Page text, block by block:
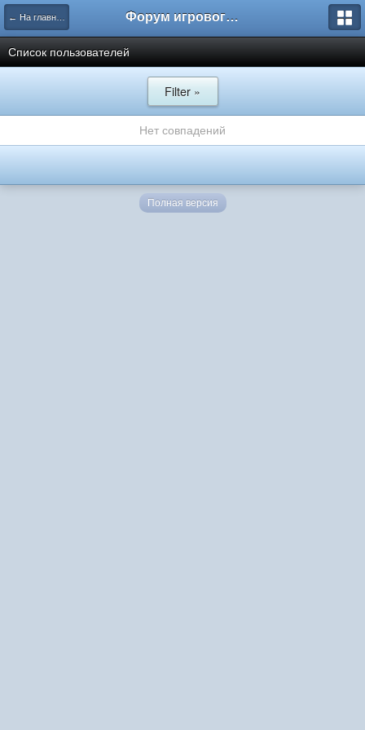
← На главную Форум игрового проекта Riverrise
Список пользователей
Filter »
Нет совпадений
Полная версия